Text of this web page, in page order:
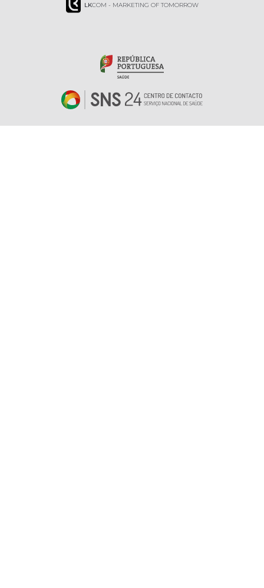
LKCOM - MARKETING OF TOMORROW